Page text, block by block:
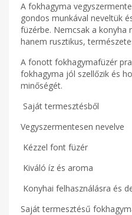
A fokhagyma
gondos munkával neveltük
füzérbe. Nemcsak a konyha
hanem rusztikus,
A fonott fokhagymafüzér
fokhagyma jól szellőzik és
minőségét.
Saját termesztésből
Vegyszermentesen nevelve
Kézzel font füzér
Kiváló íz és aroma
Konyhai felhasználásra és
Saját termesztésű